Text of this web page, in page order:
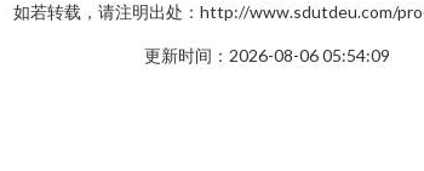
如若转载，请注明出处：http://www.sdutdeu.com/
更新时间：2026-08-06 05:54:09